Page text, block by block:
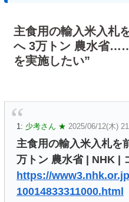
主食用の輸入米入札
へ 3万トン 農水省
を実施したい”
1: 少考さん ★ 2025/06/12(木)
主食用の輸入米入札を
万トン 農水省 | NHK |
https://
10014833311000.html